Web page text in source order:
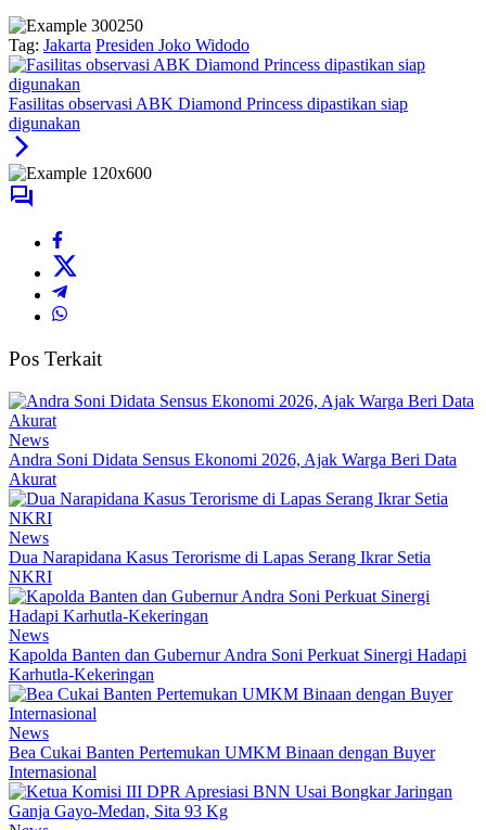
Tag: Jakarta Presiden Joko Widodo
Fasilitas observasi ABK Diamond Princess dipastikan siap
digunakan
Pos Terkait
News
Andra Soni Didata Sensus Ekonomi 2026, Ajak Warga Beri Data
Akurat
News
Dua Narapidana Kasus Terorisme di Lapas Serang Ikrar Setia
NKRI
News
Kapolda Banten dan Gubernur Andra Soni Perkuat Sinergi Hadapi
Karhutla-Kekeringan
News
Bea Cukai Banten Pertemukan UMKM Binaan dengan Buyer
Internasional